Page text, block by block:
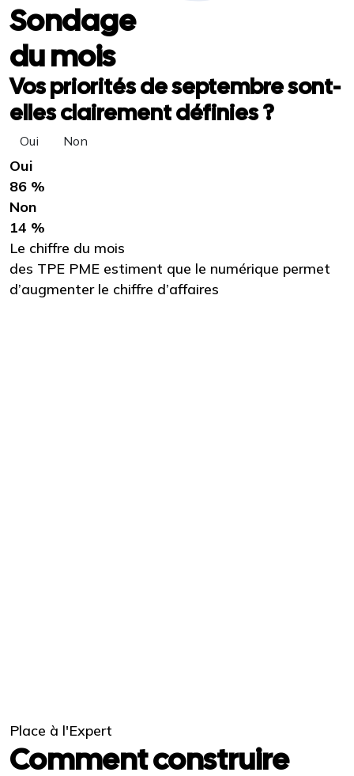
Sondage
du mois
Vos priorités de septembre sont-
elles clairement définies ?
Oui Non
Oui
86 %
Non
14 %
Le chiffre du mois
des TPE PME estiment que le numérique permet
d’augmenter le chiffre d’affaires
Place à l'Expert
Comment construire